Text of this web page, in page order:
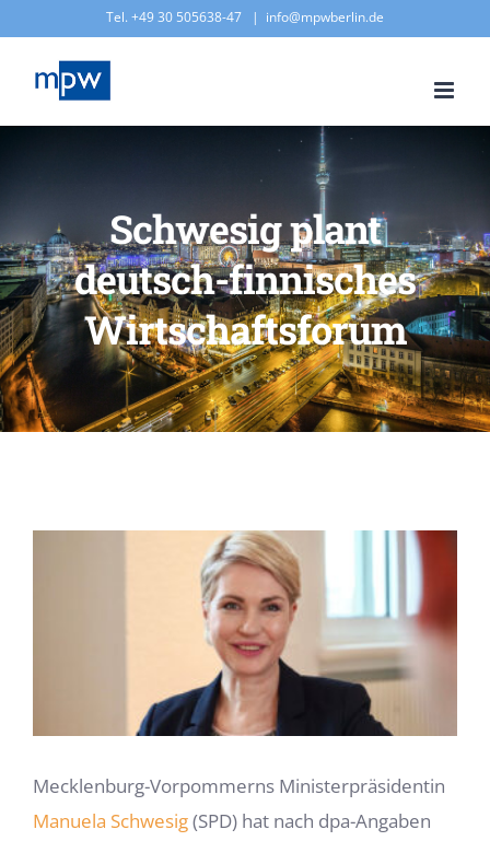
springen
Tel. +49 30 505638-47 | info@mpwberlin.de
Schwesig plant
deutsch-finnisches
Wirtschaftsforum
Mecklenburg-Vorpommerns Ministerpräsidentin
Manuela Schwesig(SPD) hat nach dpa-Angaben